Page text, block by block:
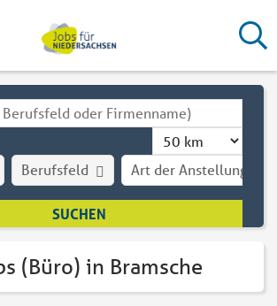
Art der Anstellung
Berufsfeld
(Büro) in Bramsche